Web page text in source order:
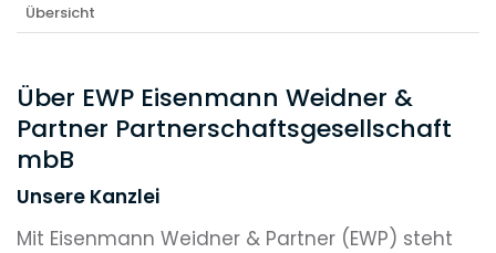
Übersicht
Über EWP Eisenmann Weidner &
Partner Partnerschaftsgesellschaft
mbB
Unsere Kanzlei
Mit Eisenmann Weidner & Partner (EWP) steht